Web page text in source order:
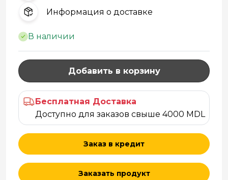
Информация о доставке
В наличии
Добавить в корзину
Бесплатная Доставка
Доступно для заказов свыше 4000 MDL
Заказ в кредит
Заказать продукт